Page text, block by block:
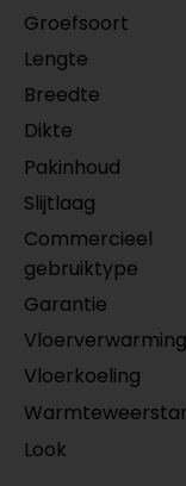
zwart
RAL9016
per
per lengte:
per
Groefsoort
Lengte
Breedte
Dikte
Pakinhoud
Slijtlaag
Commercieel
gebruiktype
Garantie
Vloerverwarming
Vloerkoeling
Look